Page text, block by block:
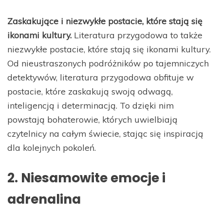
Zaskakujące i niezwykłe postacie, które stają się
ikonami kultury. Literatura przygodowa to także
niezwykłe postacie, które stają się ikonami kultury.
Od nieustraszonych podróżników po tajemniczych
detektywów, literatura przygodowa obfituje w
postacie, które zaskakują swoją odwagą,
inteligencją i determinacją. To dzięki nim
powstają bohaterowie, których uwielbiają
czytelnicy na całym świecie, stając się inspiracją
dla kolejnych pokoleń.
2. Niesamowite emocje i
adrenalina